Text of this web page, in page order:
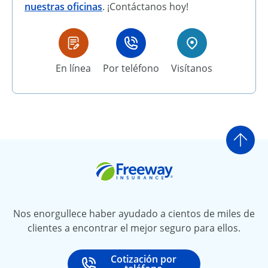
nuestras oficinas. ¡Contáctanos hoy!
En línea Por teléfono Visítanos
Ir
Nos enorgullece haber ayudado a cientos de miles de
clientes a encontrar el mejor seguro para ellos.
Cotización por